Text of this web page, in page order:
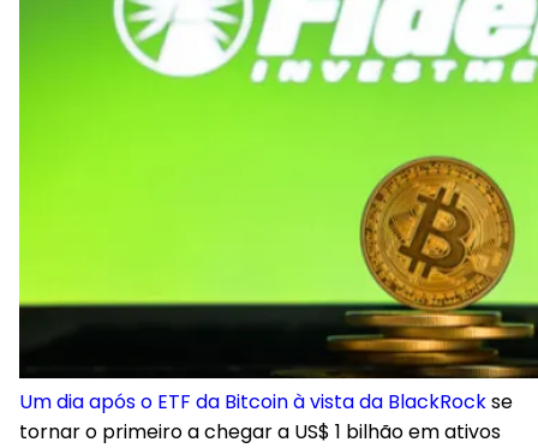
Um dia após o ETF da Bitcoin à vista da BlackRockse
tornar o primeiro a chegar a US$ 1 bilhão em ativos